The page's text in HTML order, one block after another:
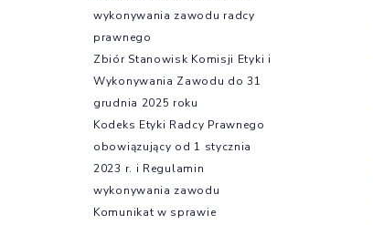
wykonywania zawodu radcy
prawnego
Zbiór Stanowisk Komisji Etyki i
Wykonywania Zawodu do 31
grudnia 2025 roku
Kodeks Etyki Radcy Prawnego
obowiązujący od 1 stycznia
2023 r. i Regulamin
wykonywania zawodu
Komunikat w sprawie